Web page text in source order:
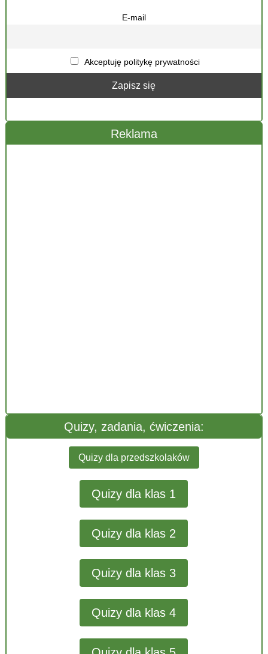
E-mail
Akceptuję politykę prywatności
Reklama
Quizy, zadania, ćwiczenia:
Quizy dla przedszkolaków
Quizy dla klas 1
Quizy dla klas 2
Quizy dla klas 3
Quizy dla klas 4